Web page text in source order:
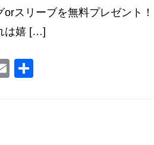
orスリーブを無料プレゼント
は嬉 […]
E